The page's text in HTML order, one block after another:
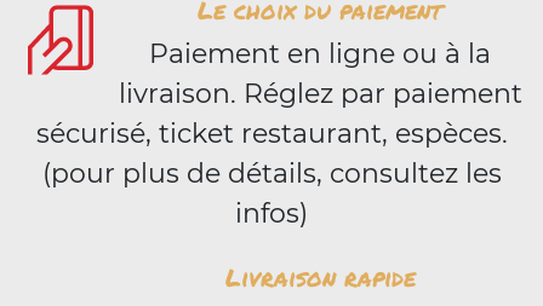
Le choix du paiement
Paiement en ligne ou à la
livraison. Réglez par paiement
sécurisé, ticket restaurant, espèces.
(pour plus de détails, consultez les
infos)
Livraison rapide